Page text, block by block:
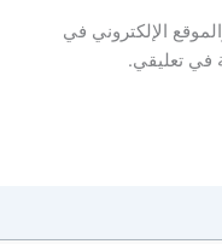
الإلكتروني في
في تعليقي.